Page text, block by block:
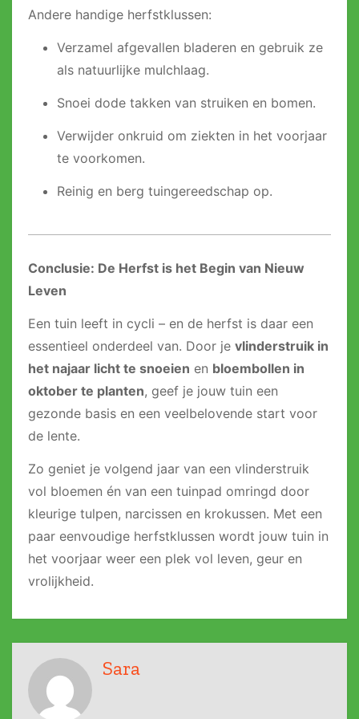
Andere handige herfstklussen:
Verzamel afgevallen bladeren en gebruik ze
als natuurlijke mulchlaag.
Snoei dode takken van struiken en bomen.
Verwijder onkruid om ziekten in het voorjaar
te voorkomen.
Reinig en berg tuingereedschap op.
Conclusie: De Herfst is het Begin van Nieuw
Leven
Een tuin leeft in cycli – en de herfst is daar een
essentieel onderdeel van. Door je vlinderstruik in
het najaar licht te snoeien en bloembollen in
oktober te planten, geef je jouw tuin een
gezonde basis en een veelbelovende start voor
de lente.
Zo geniet je volgend jaar van een vlinderstruik
vol bloemen én van een tuinpad omringd door
kleurige tulpen, narcissen en krokussen. Met een
paar eenvoudige herfstklussen wordt jouw tuin in
het voorjaar weer een plek vol leven, geur en
vrolijkheid.
Sara